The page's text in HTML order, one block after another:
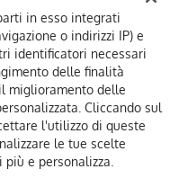
in esso integrati
o indirizzi IP) e
identificatori necessari
delle finalità
miglioramento delle
Cliccando sul
l'utilizzo di queste
le tue scelte
e personalizza.